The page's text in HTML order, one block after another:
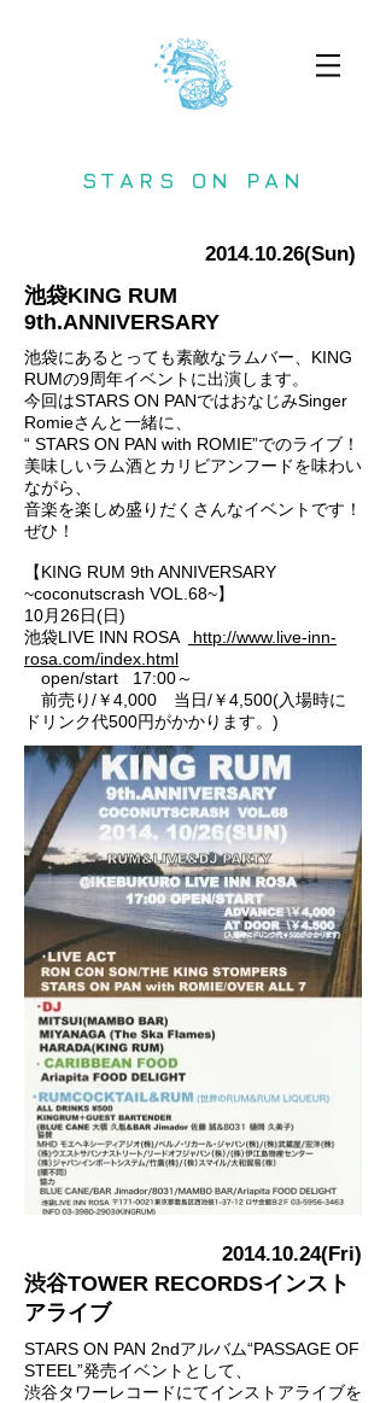
STARS ON PAN
2014.10.26(Sun)
池袋KING RUM
9th.ANNIVERSARY
池袋にあるとっても素敵なラムバー、KING
RUMの9周年イベントに出演します。
今回はSTARS ON PANではおなじみSinger
Romieさんと一緒に、
“ STARS ON PAN with ROMIE”でのライブ！
美味しいラム酒とカリビアンフードを味わい
ながら、
音楽を楽しめ盛りだくさんなイベントです！
ぜひ！
【KING RUM 9th ANNIVERSARY
~coconutscrash VOL.68~】
10月26日(日)
池袋LIVE INN ROSA
http://www.live-inn-
rosa.com/index.html
open/start 17:00～
前売り/￥4,000 当日/￥4,500(入場時に
ドリンク代500円がかかります。)
2014.10.24(Fri)
渋谷TOWER RECORDSインスト
アライブ
STARS ON PAN 2ndアルバム“PASSAGE OF
STEEL”発売イベントとして、
渋谷タワーレコードにてインストアライブを